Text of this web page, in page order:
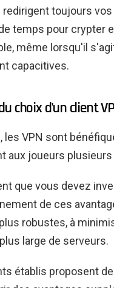
toujours
temps pour crypter
même lorsqu'il
capacitives.
choix d'un client
les VPN sont
aux joueurs
que vous devez
de ces
robustes, à
large de serveurs.
établis proposent